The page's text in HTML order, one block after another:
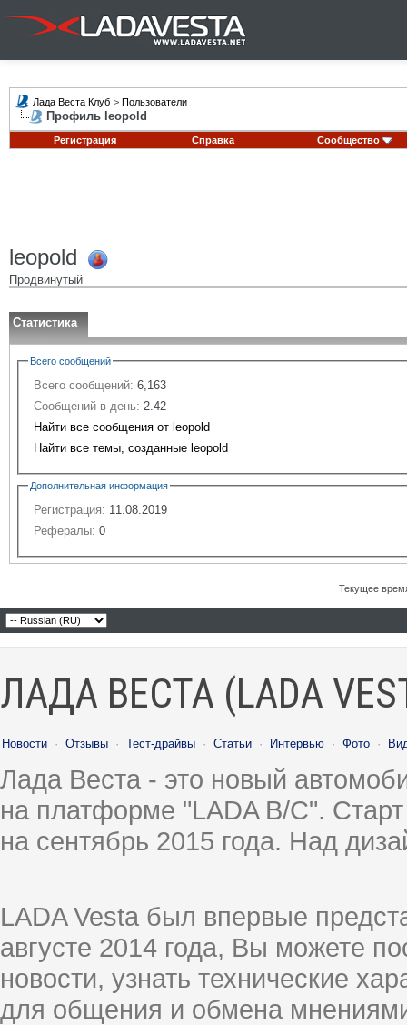
Лада Веста Клуб > Пользователи
Профиль leopold
Регистрация Справка Сообщество
leopold
Продвинутый
Статистика
Всего сообщений
Всего сообщений: 6,163
Сообщений в день: 2.42
Найти все сообщения от leopold
Найти все темы, созданные leopold
Дополнительная информация
Регистрация: 11.08.2019
Рефералы: 0
Текущее
ЛАДА ВЕСТА (LADA
Новости · Отзывы · Тест-драйвы · Статьи · Интервью · Фото ·
Лада Веста - это новый
на платформе "LADA B/C".
на сентябрь 2015 года. Над
LADA Vesta был впервые
августе 2014 года, Вы можете
новости, узнать технические
для общения и обмена